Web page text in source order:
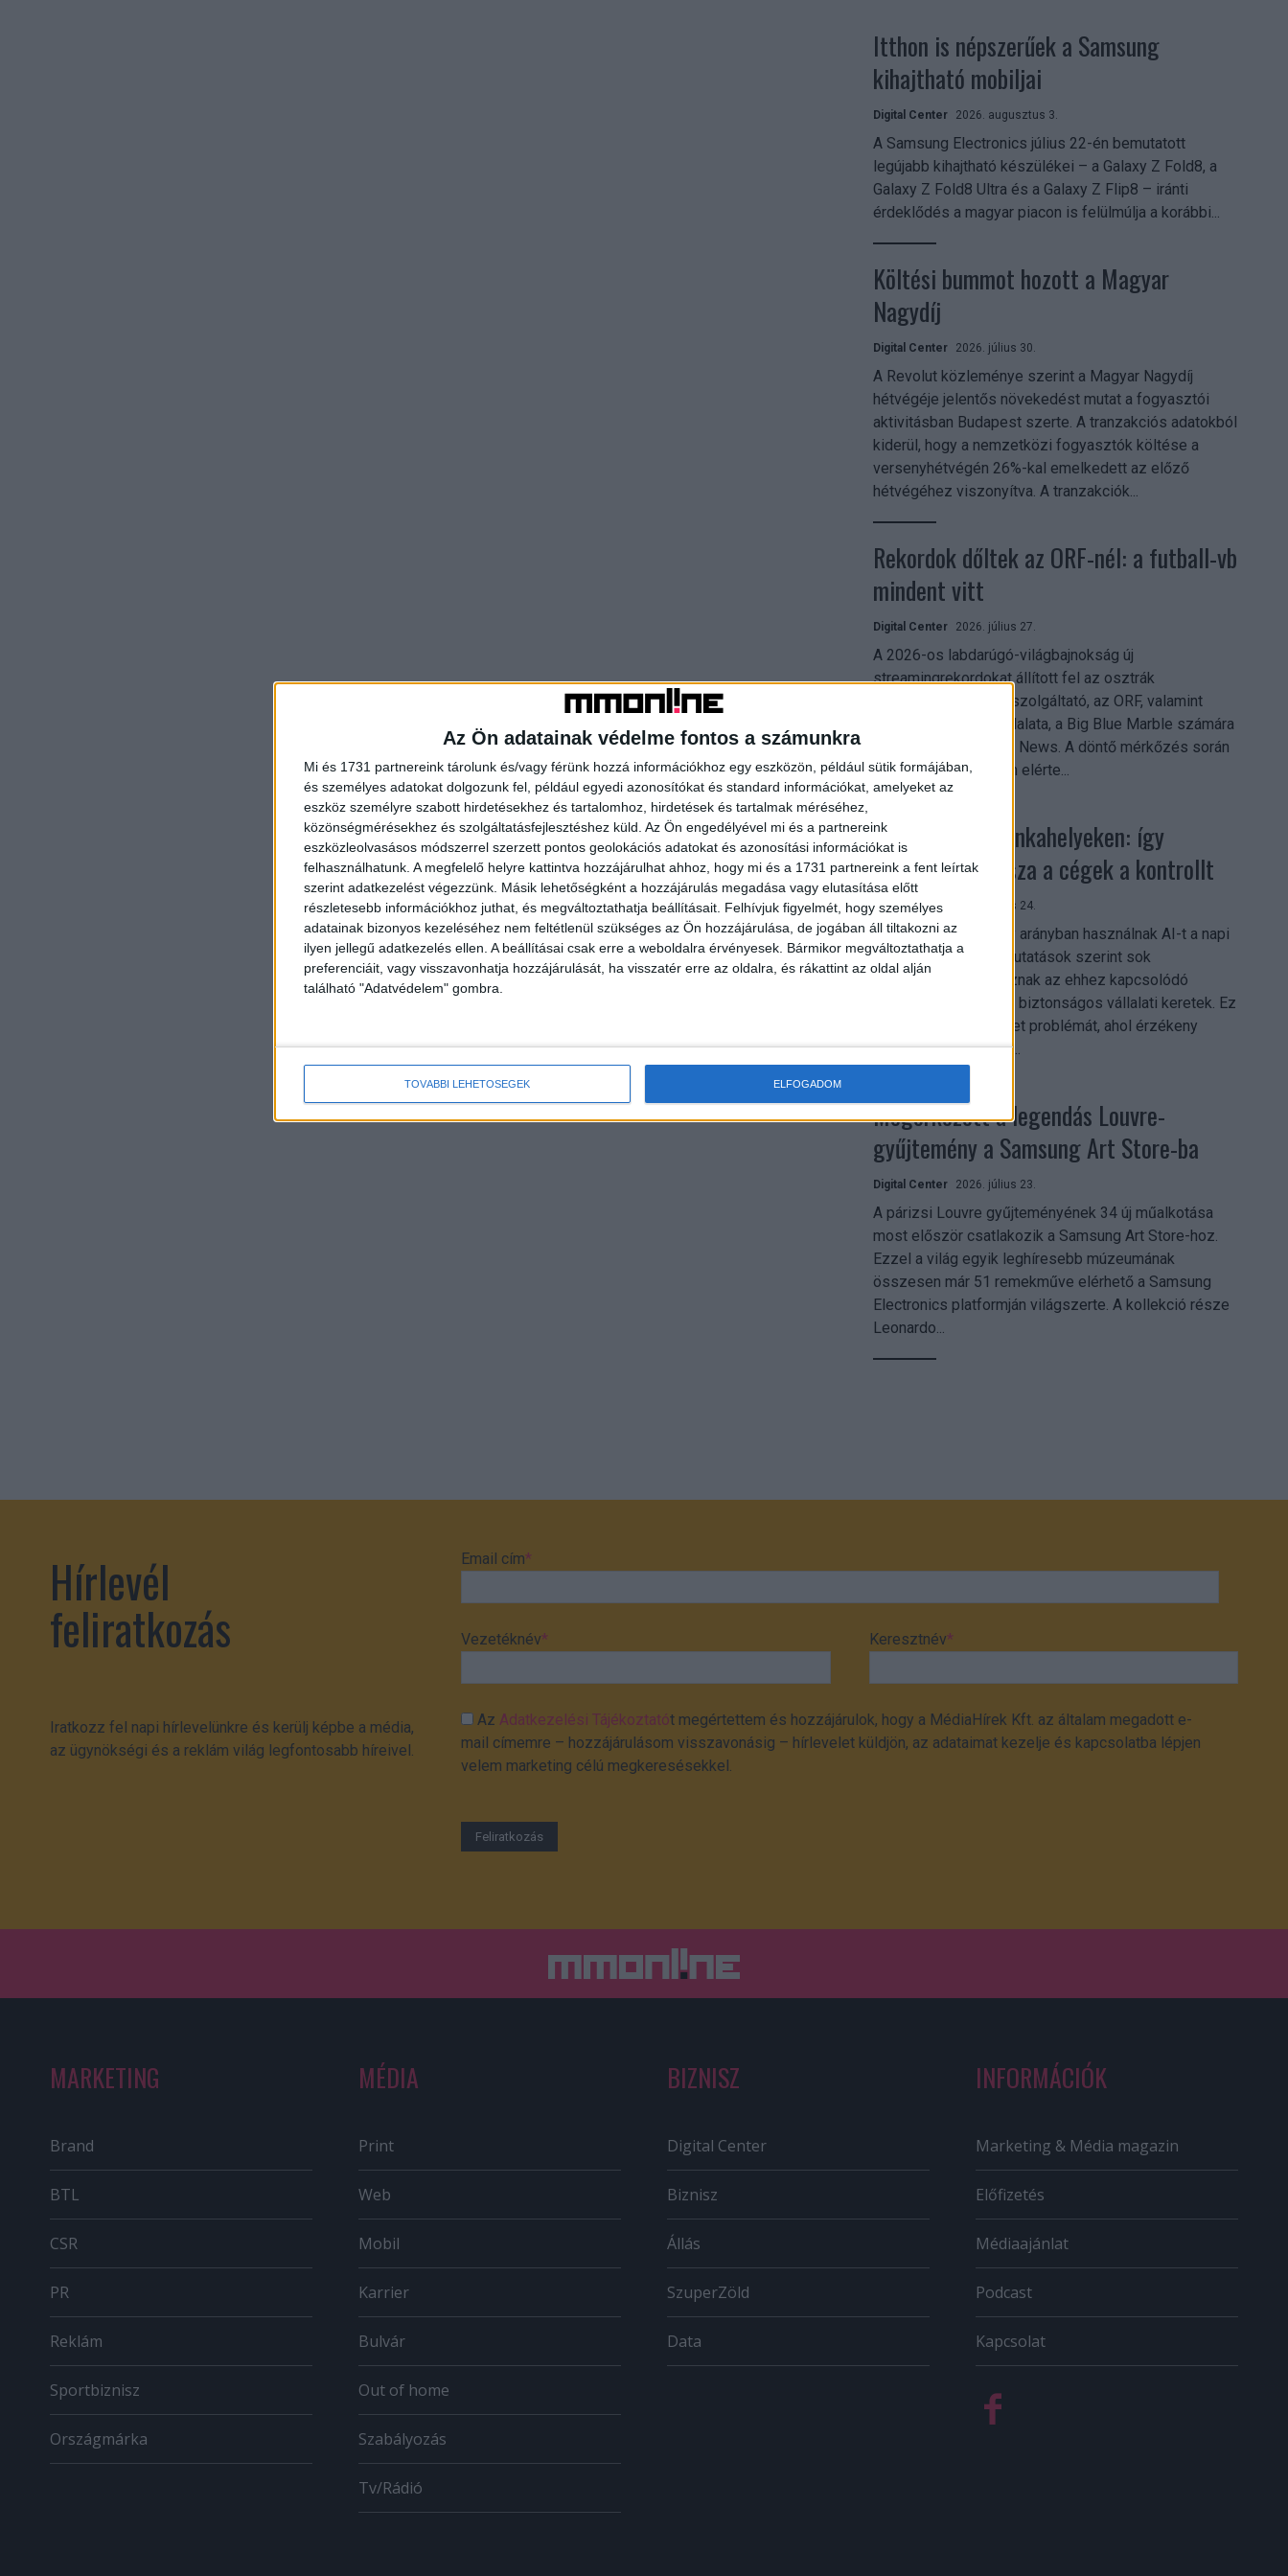
Az Ön adatainak védelme fontos a számunkra
Mi és 1731 partnereink tárolunk és/vagy férünk hozzá információkhoz egy eszközön, például sütik formájában,
és személyes adatokat dolgozunk fel, például egyedi azonosítókat és standard információkat, amelyeket az
eszköz személyre szabott hirdetésekhez és tartalomhoz, hirdetések és tartalmak méréséhez,
közönségmérésekhez és szolgáltatásfejlesztéshez küld. Az Ön engedélyével mi és a partnereink
eszközleolvasásos módszerrel szerzett pontos geolokációs adatokat és azonosítási információkat is
felhasználhatunk. A megfelelő helyre kattintva hozzájárulhat ahhoz, hogy mi és a 1731 partnereink a fent leírtak
szerint adatkezelést végezzünk. Másik lehetőségként a hozzájárulás megadása vagy elutasítása előtt
részletesebb információkhoz juthat, és megváltoztathatja beállításait. Felhívjuk figyelmét, hogy személyes
adatainak bizonyos kezeléséhez nem feltétlenül szükséges az Ön hozzájárulása, de jogában áll tiltakozni az
ilyen jellegű adatkezelés ellen. A beállításai csak erre a weboldalra érvényesek. Bármikor megváltoztathatja a
preferenciáit, vagy visszavonhatja hozzájárulását, ha visszatér erre az oldalra, és rákattint az oldal alján
található "Adatvédelem" gombra.
TOVÁBBI LEHETŐSÉGEK ELFOGADOM
Itthon is népszerűek a Samsung
kihajtható mobiljai
Digital Center 2026. augusztus 3.
A Samsung Electronics július 22-én bemutatott
legújabb kihajtható készülékei – a Galaxy Z Fold8, a
Galaxy Z Fold8 Ultra és a Galaxy Z Flip8 – iránti
érdeklődés a magyar piacon is felülmúlja a korábbi...
Költési bummot hozott a Magyar
Nagydíj
Digital Center 2026. július 30.
A Revolut közleménye szerint a Magyar Nagydíj
hétvégéje jelentős növekedést mutat a fogyasztói
aktivitásban Budapest szerte. A tranzakciós adatokból
kiderül, hogy a nemzetközi fogyasztók költése a
versenyhétvégén 26%-kal emelkedett az előző
hétvégéhez viszonyítva. A tranzakciók...
Rekordok dőltek az ORF-nél: a futball-vb
mindent vitt
Digital Center 2026. július 27.
A 2026-os labdarúgó-világbajnokság új
streamingrekordokat állított fel az osztrák
közszolgálati műsorszolgáltató, az ORF, valamint
technológiai leányvállalata, a Big Blue Marble számára
– írja a Broadband TV News. A döntő mérkőzés során
az átlagos nézőszám elérte...
Shadow AI a munkahelyeken: így
szerezhetik vissza a cégek a kontrollt
Digital Center 2026. július 24.
A munkavállalók nagy arányban használnak AI-t a napi
munkában, ám friss kutatások szerint sok
szervezetnél hiányoznak az ehhez kapcsolódó
világos irányelvek és biztonságos vállalati keretek. Ez
különösen ott jelenthet problémát, ahol érzékeny
üzleti információkkal...
Megérkezett a legendás Louvre-
gyűjtemény a Samsung Art Store-ba
Digital Center 2026. július 23.
A párizsi Louvre gyűjteményének 34 új műalkotása
most először csatlakozik a Samsung Art Store-hoz.
Ezzel a világ egyik leghíresebb múzeumának
összesen már 51 remekműve elérhető a Samsung
Electronics platformján világszerte. A kollekció része
Leonardo...
Hírlevél
feliratkozás
Iratkozz fel napi hírlevelünkre és kerülj képbe a média,
az ügynökségi és a reklám világ legfontosabb híreivel.
Email cím*
Vezetéknév* Keresztnév*
AzAdatkezelési Tájékoztatót megértettem és hozzájárulok, hogy a MédiaHírek Kft. az általam megadott e-
mail címemre – hozzájárulásom visszavonásig – hírlevelet küldjön, az adataimat kezelje és kapcsolatba lépjen
velem marketing célú megkeresésekkel.
MARKETING
Brand
BTL
CSR
PR
Reklám
Sportbiznisz
Országmárka
MÉDIA
Print
Web
Mobil
Karrier
Bulvár
Out of home
Szabályozás
Tv/Rádió
BIZNISZ
Digital Center
Biznisz
Állás
SzuperZöld
Data
INFORMÁCIÓK
Marketing & Média magazin
Előfizetés
Médiaajánlat
Podcast
Kapcsolat